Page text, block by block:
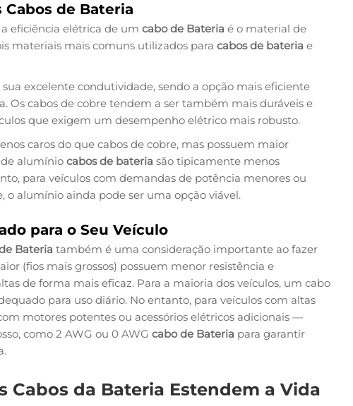
de Bateria
eficiência elétrica de um cabo de Bateria é o material de
materiais mais comuns utilizados para cabos de bateria e
excelente condutividade, sendo a opção mais eficiente
Os cabos de cobre tendem a ser também mais duráveis e
que exigem um desempenho elétrico mais robusto.
caros do que cabos de cobre, mas possuem maior
de alumínio cabos de bateria são tipicamente menos
para veículos com demandas de potência menores ou
alumínio ainda pode ser uma opção viável.
para o Seu Veículo
Bateria também é uma consideração importante ao fazer
(fios mais grossos) possuem menor resistência e
de forma mais eficaz. Para a maioria dos veículos, um cabo
para uso diário. No entanto, para veículos com altas
motores potentes ou acessórios elétricos adicionais —
como 2 AWG ou 0 AWG cabo de Bateria para garantir
Cabos da Bateria Estendem a Vida